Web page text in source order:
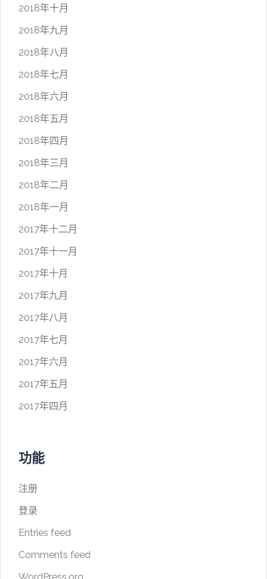
2018年十月
2018年九月
2018年八月
2018年七月
2018年六月
2018年五月
2018年四月
2018年三月
2018年二月
2018年一月
2017年十二月
2017年十一月
2017年十月
2017年九月
2017年八月
2017年七月
2017年六月
2017年五月
2017年四月
功能
注册
登录
Entries feed
Comments feed